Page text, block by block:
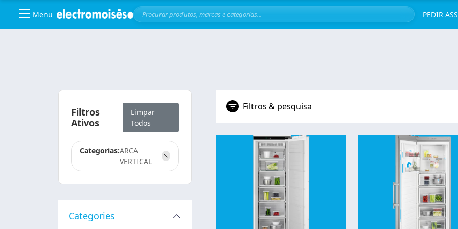
Menu PEDIR
Filtros & pesquisa
Filtros
Ativos
Limpar
Todos
Categorias:ARCA
VERTICAL
Categories